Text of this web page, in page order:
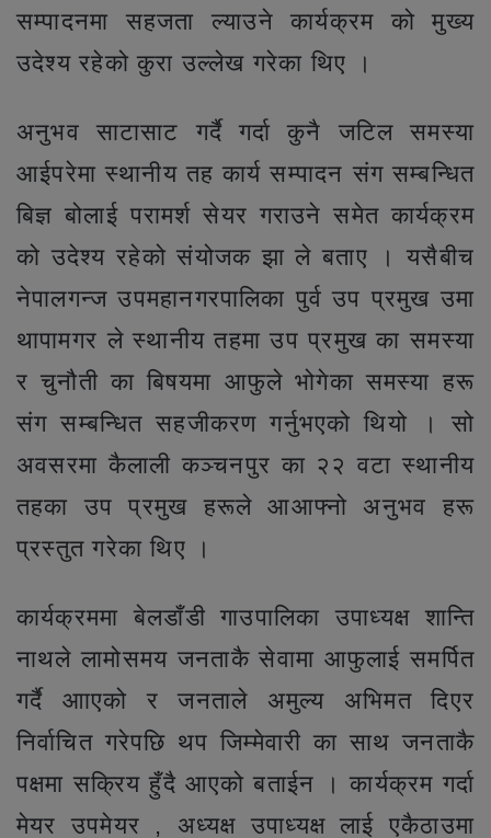
सम्पादनमा सहजता ल्याउने कार्यक्रम को मुख्य
उदेश्य रहेको कुरा उल्लेख गरेका थिए ।
अनुभव साटासाट गर्दै गर्दा कुनै जटिल समस्या
आईपरेमा स्थानीय तह कार्य सम्पादन संग सम्बन्धित
बिज्ञ बोलाई परामर्श सेयर गराउने समेत कार्यक्रम
को उदेश्य रहेको संयोजक झा ले बताए । यसैबीच
नेपालगन्ज उपमहानगरपालिका पुर्व उप प्रमुख उमा
थापामगर ले स्थानीय तहमा उप प्रमुख का समस्या
र चुनौती का बिषयमा आफुले भोगेका समस्या हरू
संग सम्बन्धित सहजीकरण गर्नुभएको थियो । सो
अवसरमा कैलाली कञ्चनपुर का २२ वटा स्थानीय
तहका उप प्रमुख हरूले आआफ्नो अनुभव हरू
प्रस्तुत गरेका थिए ।
कार्यक्रममा बेलडाँडी गाउपालिका उपाध्यक्ष शान्ति
नाथले लामोसमय जनताकै सेवामा आफुलाई समर्पित
गर्दै आाएको र जनताले अमुल्य अभिमत दिएर
निर्वाचित गरेपछि थप जिम्मेवारी का साथ जनताकै
पक्षमा सक्रिय हुँदै आएको बताईन । कार्यक्रम गर्दा
मेयर उपमेयर , अध्यक्ष उपाध्यक्ष लाई एकैठाउमा